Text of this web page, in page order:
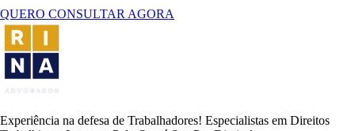
QUERO CONSULTAR AGORA
Experiência na defesa de Trabalhadores! Especialistas em Direitos